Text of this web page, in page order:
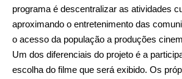
programa é descentralizar as atividades
aproximando o entretenimento das
o acesso da população a produções
Um dos diferenciais do projeto é a
escolha do filme que será exibido. Os